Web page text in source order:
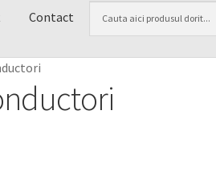
Contact